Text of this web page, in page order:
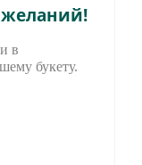
в
букету.